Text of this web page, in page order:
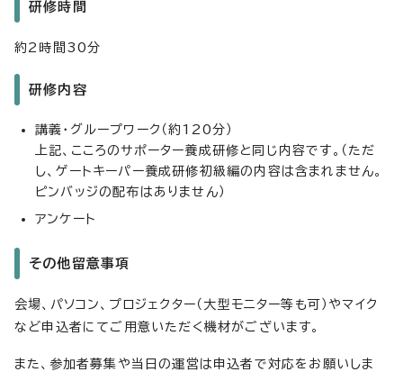
研修時間
約2時間30分
研修内容
講義・グループワーク（約120分）
上記、こころのサポーター養成研修と同じ内容です。（ただ
し、ゲートキーパー養成研修初級編の内容は含まれません。
ピンバッジの配布はありません）
アンケート
その他留意事項
会場、パソコン、プロジェクター（大型モニター等も可）やマイク
など申込者にてご用意いただく機材がございます。
また、参加者募集や当日の運営は申込者で対応をお願いしま